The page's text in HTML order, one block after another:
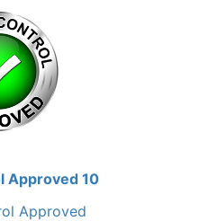
Approved 10
Approved